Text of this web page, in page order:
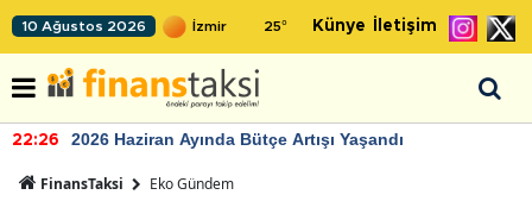
10 Ağustos 2026 25° Künye İletişim
22:26 2026 Haziran Ayında Bütçe Artışı Yaşandı
FinansTaksi Eko Gündem